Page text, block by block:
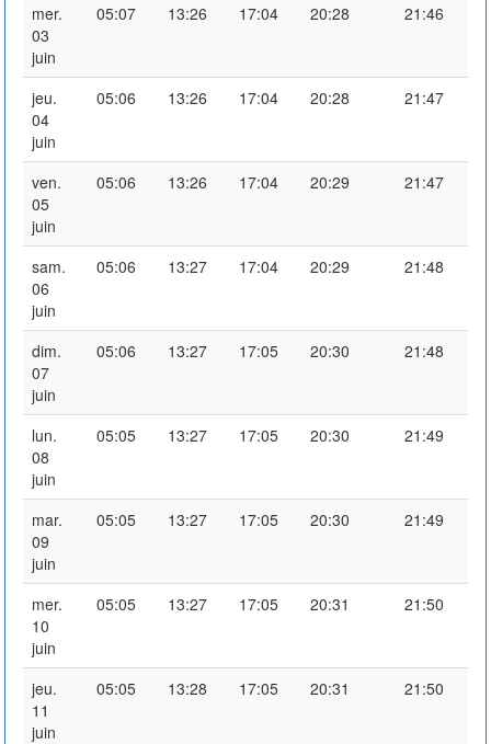
mer.
03
juin
05:07 13:26 17:04 20:28 21:46
jeu.
04
juin
05:06 13:26 17:04 20:28 21:47
ven.
05
juin
05:06 13:26 17:04 20:29 21:47
sam.
06
juin
05:06 13:27 17:04 20:29 21:48
dim.
07
juin
05:06 13:27 17:05 20:30 21:48
lun.
08
juin
05:05 13:27 17:05 20:30 21:49
mar.
09
juin
05:05 13:27 17:05 20:30 21:49
mer.
10
juin
05:05 13:27 17:05 20:31 21:50
jeu.
11
juin
05:05 13:28 17:05 20:31 21:50